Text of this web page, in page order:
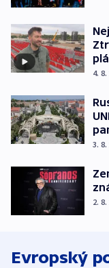
4.
3. 8.
2.
Evropský